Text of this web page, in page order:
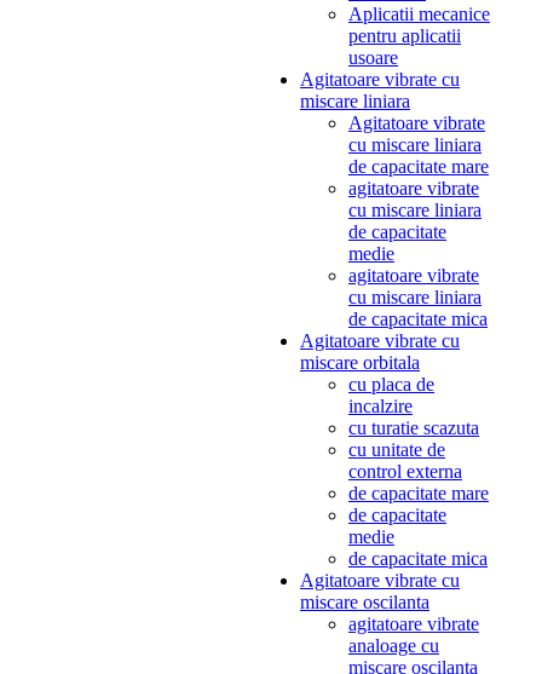
Aplicatii mecanice
pentru aplicatii
usoare
Agitatoare vibrate cu
miscare liniara
Agitatoare vibrate
cu miscare liniara
de capacitate mare
agitatoare vibrate
cu miscare liniara
de capacitate
medie
agitatoare vibrate
cu miscare liniara
de capacitate mica
Agitatoare vibrate cu
miscare orbitala
cu placa de
incalzire
cu turatie scazuta
cu unitate de
control externa
de capacitate mare
de capacitate
medie
de capacitate mica
Agitatoare vibrate cu
miscare oscilanta
agitatoare vibrate
analoage cu
miscare oscilanta